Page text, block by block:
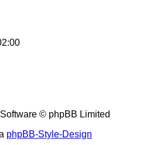
© phpBB Limited
phpBB-Style-Design